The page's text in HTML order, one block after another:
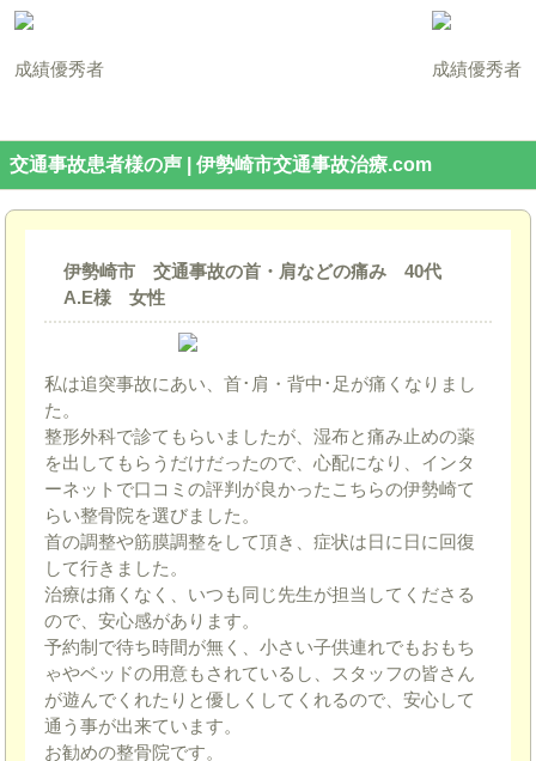
成績優秀者 成績優秀者
交通事故患者様の声 | 伊勢崎市交通事故治療.com
伊勢崎市 交通事故の首・肩などの痛み 40代
A.E様 女性
私は追突事故にあい、首･肩・背中･足が痛くなりまし
た。
整形外科で診てもらいましたが、湿布と痛み止めの薬
を出してもらうだけだったので、心配になり、インタ
ーネットで口コミの評判が良かったこちらの伊勢崎て
らい整骨院を選びました。
首の調整や筋膜調整をして頂き、症状は日に日に回復
して行きました。
治療は痛くなく、いつも同じ先生が担当してくださる
ので、安心感があります。
予約制で待ち時間が無く、小さい子供連れでもおもち
ゃやベッドの用意もされているし、スタッフの皆さん
が遊んでくれたりと優しくしてくれるので、安心して
通う事が出来ています。
お勧めの整骨院です。